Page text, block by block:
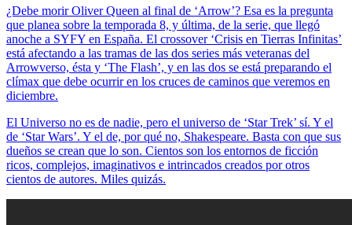
¿Debe morir Oliver Queen al final de ‘Arrow’? Esa es la pregunta
que planea sobre la temporada 8, y última, de la serie, que llegó
anoche a SYFY en España. El crossover ‘Crisis en Tierras Infinitas’
está afectando a las tramas de las dos series más veteranas del
Arrowverso, ésta y ‘The Flash’, y en las dos se está preparando el
clímax que debe ocurrir en los cruces de caminos que veremos en
diciembre.
El Universo no es de nadie, pero el universo de ‘Star Trek’ sí. Y el
de ‘Star Wars’. Y el de, por qué no, Shakespeare. Basta con que sus
dueños se crean que lo son. Cientos son los entornos de ficción
ricos, complejos, imaginativos e intrincados creados por otros
cientos de autores. Miles quizás.